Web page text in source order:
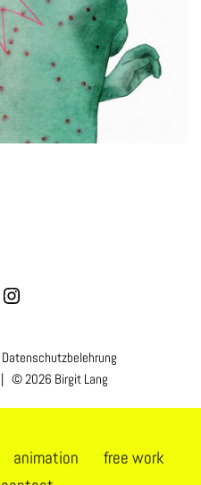
Datenschutzbelehrung
| © 2026 Birgit Lang
animation
free work